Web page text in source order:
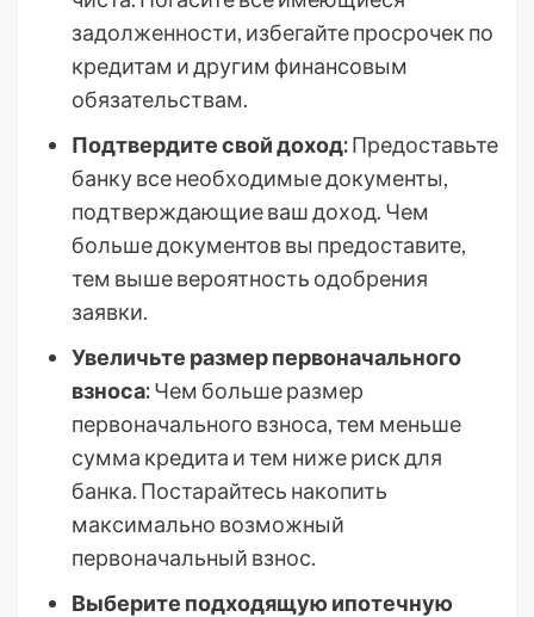
задолженности, избегайте просрочек по
кредитам и другим финансовым
обязательствам.
Подтвердите свой доход:Предоставьте
банку все необходимые документы,
подтверждающие ваш доход. Чем
больше документов вы предоставите,
тем выше вероятность одобрения
заявки.
Увеличьте размер первоначального
взноса:Чем больше размер
первоначального взноса, тем меньше
сумма кредита и тем ниже риск для
банка. Постарайтесь накопить
максимально возможный
первоначальный взнос.
Выберите подходящую ипотечную